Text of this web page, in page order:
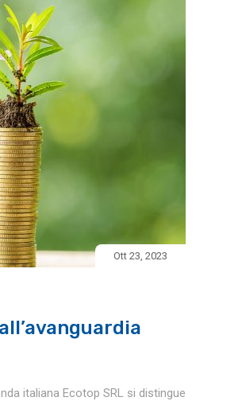
Ott 23, 2023
italiana Ecotop SRL si distingue